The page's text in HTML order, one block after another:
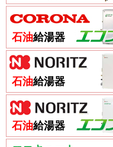
石油給湯器
石油給湯器
石油給湯器